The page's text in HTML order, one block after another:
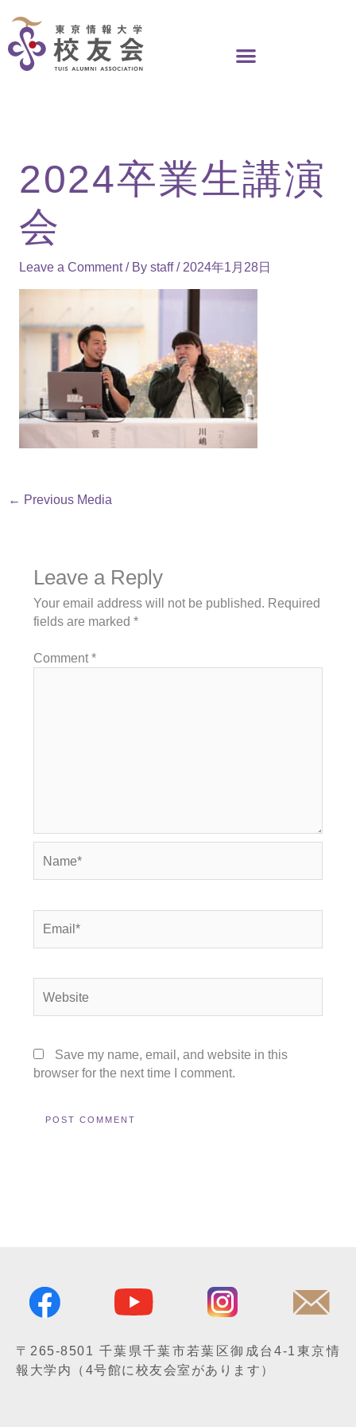
content
2024卒業生講演
会
Leave a Comment / By staff/ 2024年1月28日
← Previous Media
Leave a Reply
Your email address will not be published. Required
fields are marked *
Comment*
Save my name, email, and website in this
browser for the next time I comment.
〒265-8501 千葉県千葉市若葉区御成台4-1 東京情
報大学内
（4号館に校友会室があります）